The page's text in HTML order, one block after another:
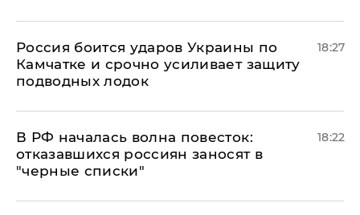
Россия боится ударов Украины по
Камчатке и срочно усиливает защиту
подводных лодок
18:27
​В РФ началась волна повесток:
отказавшихся россиян заносят в
"черные списки"
18:22